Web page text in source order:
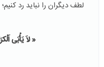
لطف دیگران را نباید رد کنیم؛
«لاَ يَأْبَى